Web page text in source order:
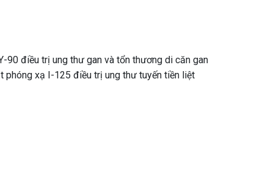
90 điều trị ung thư gan và tổn thương di căn gan
xạ I-125 điều trị ung thư tuyến tiền liệt